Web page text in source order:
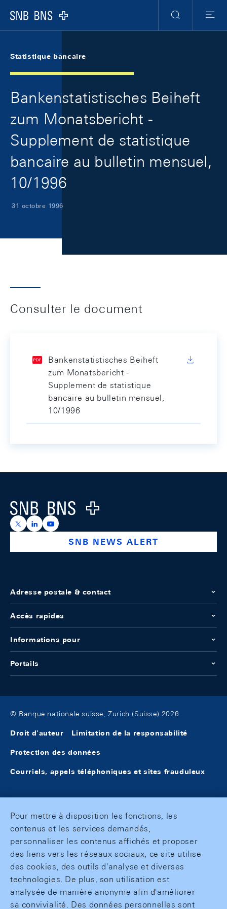
Logo
RechercheMenu
Statistique bancaire
Bankenstatistisches Beiheft
zum Monatsbericht -
Supplement de statistique
bancaire au bulletin mensuel,
10/1996
31 octobre 1996
Consulter le document
Bankenstatistisches Beiheft
zum Monatsbericht -
Supplement de statistique
bancaire au bulletin mensuel,
10/1996
Logo
https://x.com/snb_bns
https://ch.linkedin.com/company/swiss-national-
https://www.youtube.com/@swissnationalbank
SNB NEWS ALERT
Adresse postale & contact
Accès rapides
Informations pour
Portails
© Banque nationale suisse, Zurich (Suisse) 2026
Droit d'auteur Limitation de la responsabilité
Protection des données
Courriels, appels téléphoniques et sites frauduleux
Pour mettre à disposition les fonctions, les
contenus et les services demandés,
personnaliser les contenus affichés et proposer
des liens vers les réseaux sociaux, ce site utilise
des cookies, des outils d'analyse et diverses
technologies. De plus, son utilisation est
analysée de manière anonyme afin d'améliorer
sa convivialité. Des données personnelles sont